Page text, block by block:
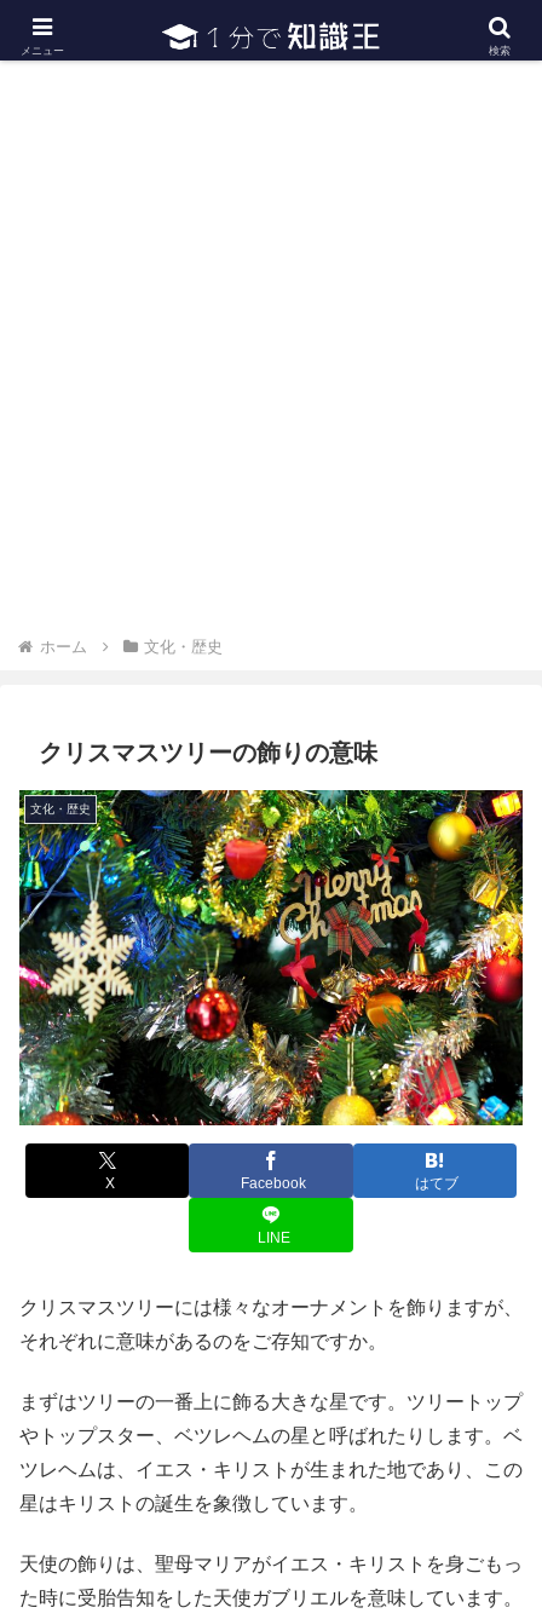
日常で必要な常識・知識や雑学・豆知識を幅広く紹介
ホーム 文化・歴史
クリスマスツリーの飾りの意味
文化・歴史
X Facebook はてブ
LINE
クリスマスツリーには様々なオーナメントを飾りますが、
それぞれに意味があるのをご存知ですか。
まずはツリーの一番上に飾る大きな星です。ツリートップ
やトップスター、ベツレヘムの星と呼ばれたりします。ベ
ツレヘムは、イエス・キリストが生まれた地であり、この
星はキリストの誕生を象徴しています。
天使の飾りは、聖母マリアがイエス・キリストを身ごもっ
た時に受胎告知をした天使ガブリエルを意味しています。
メニュー 検索